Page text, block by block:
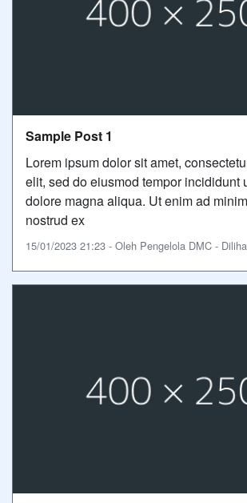
Sample Post 1
Lorem ipsum dolor sit amet,
elit, sed do eiusmod tempor incididunt
dolore magna aliqua. Ut enim ad
nostrud ex
15/01/2023 21:23 - Oleh Pengelola DMC -